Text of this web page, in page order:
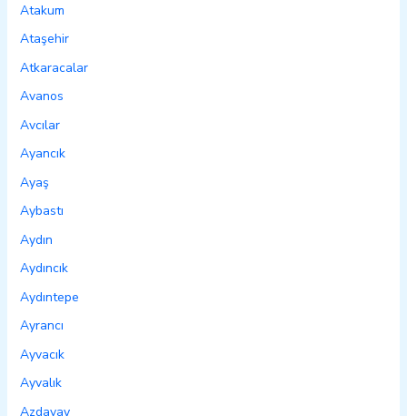
Atakum
Ataşehir
Atkaracalar
Avanos
Avcılar
Ayancık
Ayaş
Aybastı
Aydın
Aydıncık
Aydıntepe
Ayrancı
Ayvacık
Ayvalık
Azdavay